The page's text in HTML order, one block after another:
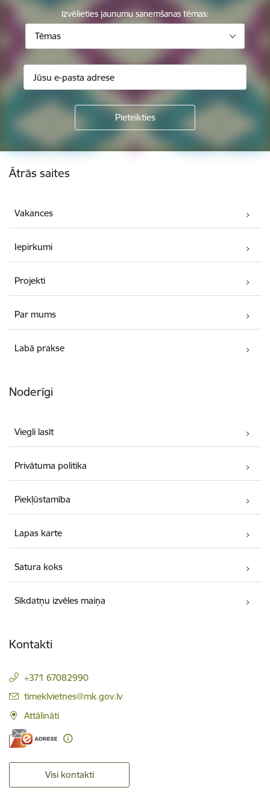
Izvēlieties jaunumu saņemšanas tēmas:
Tēmas
Kājene
Ātrās saites
Vakances
Iepirkumi
Projekti
Par mums
Labā prakse
Noderīgi
Viegli lasīt
Privātuma politika
Piekļūstamība
Lapas karte
Satura koks
Sīkdatņu izvēles maiņa
Kontakti
+371 67082990
E-pasts:
timeklvietnes@mk.gov.lv
Attālināti
Visi kontakti